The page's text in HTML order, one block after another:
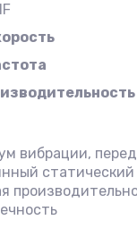
вибрации,